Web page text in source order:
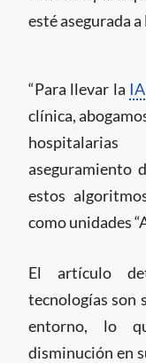
esté asegurada
“Para llevar la IA
clínica,
aseguramiento
estos
como unidades
El artículo
tecnologías son
entorno, lo
disminución en